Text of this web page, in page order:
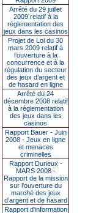
Arrêté du 29 juillet
2009 relatif à la
réglementation des
jeux dans les casinos
Projet de Loi du 30
mars 2009 relatif à
l’ouverture à la
concurrence et à la
régulation du secteur
des jeux d’argent et
de hasard en ligne
Arrêté du 24
décembre 2008 relatif
à la réglementation
des jeux dans les
casinos
Rapport Bauer - Juin
2008 - Jeux en ligne
et menaces
criminelles
Rapport Durieux -
MARS 2008 -
Rapport de la mission
sur l’ouverture du
marché des jeux
d’argent et de hasard
Rapport d'information